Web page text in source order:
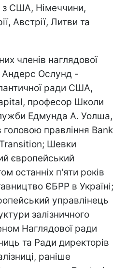
з США, Німеччини,
Австрії, Литви та
членів наглядової
Андерс Ослунд -
ради США,
професор Школи
Едмунда А. Уолша,
правління Bank
Шевки
європейський
останніх п'яти років
ЄБРР в Україні;
управлінець
залізничного
Наглядової ради
та Ради директорів
раніше